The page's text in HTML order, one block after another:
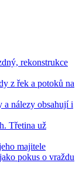
rekonstrukce
z řek a potoků na
a nálezy obsahují i
Třetina už
majitele
pokus o vraždu